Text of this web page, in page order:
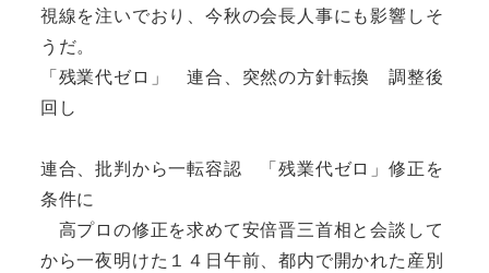
視線を注いでおり、今秋の会長人事にも影響しそ
うだ。
「残業代ゼロ」 連合、突然の方針転換 調整後
回し
連合、批判から一転容認 「残業代ゼロ」修正を
条件に
高プロの修正を求めて安倍晋三首相と会談して
から一夜明けた１４日午前、都内で開かれた産別